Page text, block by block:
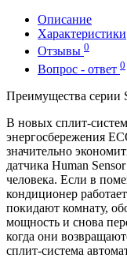
Описание
Характеристики
Отзывы 0
Вопрос - ответ 0
Преимущества серии
В новых сплит-
энергосбережения
значительно
датчика Human
человека. Если в
кондиционер
покидают комнату,
мощность и снова
когда они
сплит-система